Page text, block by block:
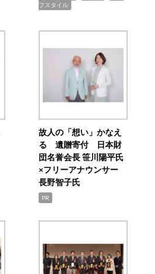
フスタイル
故人の「想い」かなえ
る 遺贈寄付 日本財
団名誉会長 笹川陽平氏
×フリーアナウンサー
長野智子氏
PR